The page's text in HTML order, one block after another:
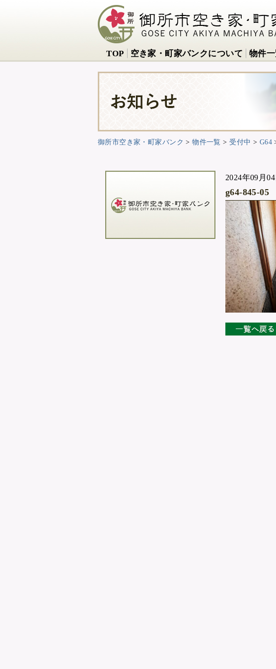
TOP 空き家・町家バンクについて 物件
御所市空き家・町家バンク >物件一覧 >受付中 > G64
2024年09月04
g64-845-05